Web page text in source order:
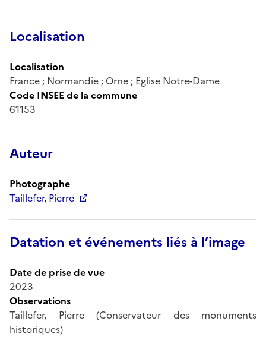
Localisation
Localisation
France ; Normandie ; Orne ; Eglise Notre-Dame
Code INSEE de la commune
61153
Auteur
Photographe
Taillefer, Pierre
Datation et événements liés à l’image
Date de prise de vue
2023
Observations
Taillefer, Pierre (Conservateur des monuments
historiques)